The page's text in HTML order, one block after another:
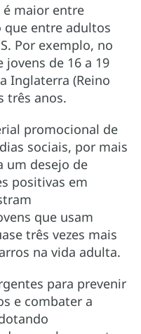
maior entre
que entre adultos
Por exemplo, no
jovens de 16 a 19
Inglaterra (Reino
três anos.
promocional de
sociais, por mais
um desejo de
positivas em
que usam
três vezes mais
na vida adulta.
para prevenir
e combater a